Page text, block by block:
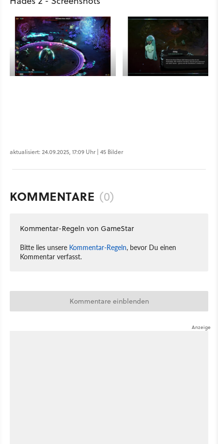
aktualisiert: 24.09.2025, 17:09 Uhr | 45 Bilder
KOMMENTARE (0)
Kommentar-Regeln von GameStar
Bitte lies unsere Kommentar-Regeln, bevor Du einen
Kommentar verfasst.
Kommentare einblenden